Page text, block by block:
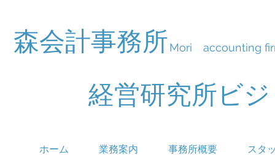
森会計事務所Mori accounting
経営研究所ビ
ホーム 業務案内 事務所概要 スタ